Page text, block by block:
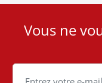
User
Cookie
Vous ne